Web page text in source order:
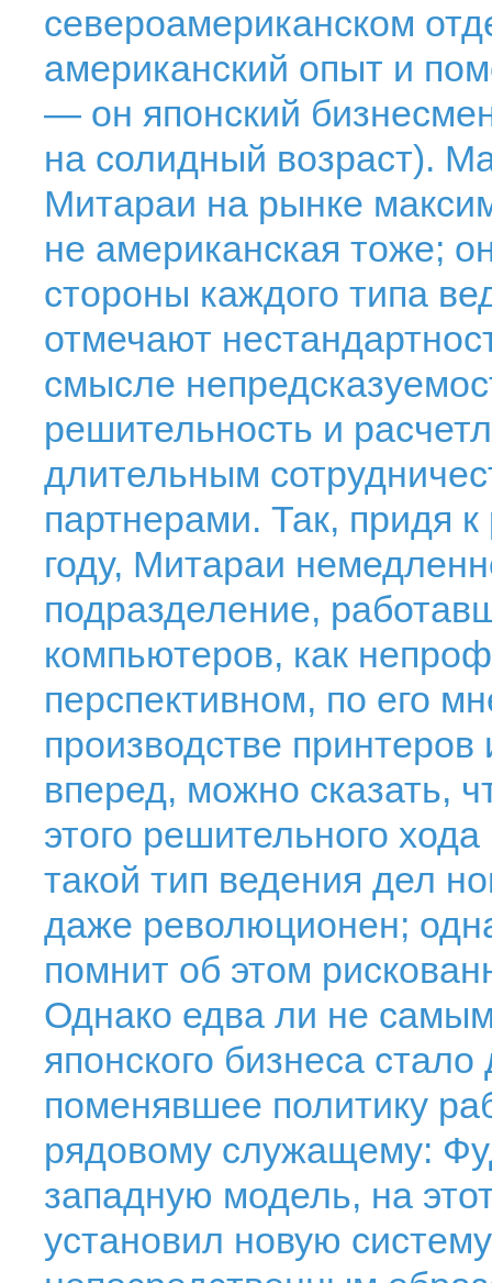
североамериканском
американский опыт и
— он японский
на солидный возраст).
Митараи на рынке
не американская тоже;
стороны каждого типа
отмечают
смысле
решительность и
длительным
партнерами. Так, придя
году, Митараи
подразделение,
компьютеров, как
перспективном, по его
производстве
вперед, можно сказать,
этого решительного
такой тип ведения дел
даже революционен;
помнит об этом
Однако едва ли не
японского бизнеса
поменявшее политику
рядовому служащему:
западную модель, на
установил новую